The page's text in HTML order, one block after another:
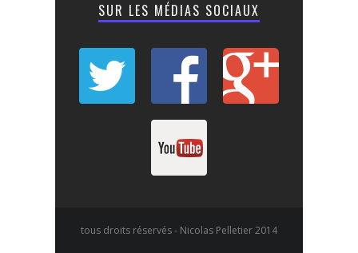
SUR LES MÉDIAS SOCIAUX
tous droits réservés - Nicolas Pelletier 2014